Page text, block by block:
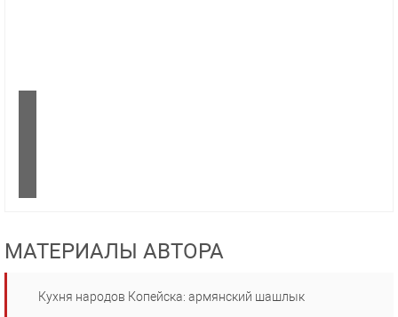
МАТЕРИАЛЫ АВТОРА
Кухня народов Копейска: армянский шашлык